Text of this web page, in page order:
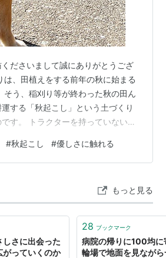
ださいまして誠にありがとうござ
は、田植えをする前年の秋に始まる
そう、稲刈り等が終わった秋の田ん
する「秋起こし」という土づくり
す。 トラクターを持っていないカ
ですが・・ 今秋は事情があって仲
に乗れないため、秋起こしはほぼ
にしても、ちょっとハードル高す
ころが！ なんという優しさでしょ
のお爺さまが、気づか…
#秋起こし #優しさに触れる
もっと見る
さに出会った
がっていくのか
28 ブックマーク
病院の帰りに100均に
輪場で地面を見なが